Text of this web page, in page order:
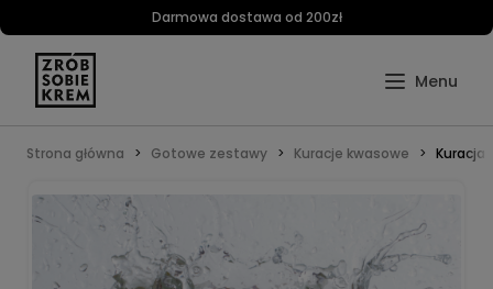
Darmowa dostawa od 200zł
Strona główna Gotowe zestawy Kuracje kwasowe Kuracja